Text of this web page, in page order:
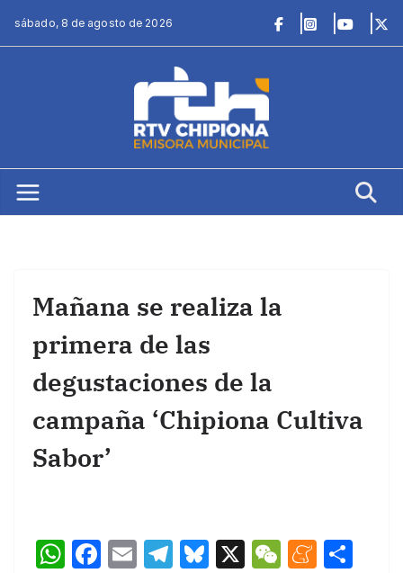
sábado, 8 de agosto de 2026
Mañana se realiza la
primera de las
degustaciones de la
campaña ‘Chipiona Cultiva
Sabor’
W F
E
T
Bl X
W M